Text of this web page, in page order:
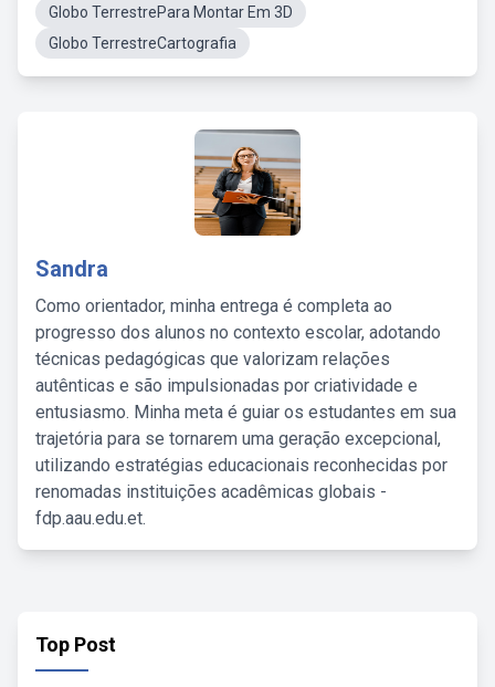
Globo TerrestrePara Montar Em 3D
Globo TerrestreCartografia
Sandra
Como orientador, minha entrega é completa ao
progresso dos alunos no contexto escolar, adotando
técnicas pedagógicas que valorizam relações
autênticas e são impulsionadas por criatividade e
entusiasmo. Minha meta é guiar os estudantes em sua
trajetória para se tornarem uma geração excepcional,
utilizando estratégias educacionais reconhecidas por
renomadas instituições acadêmicas globais -
fdp.aau.edu.et.
Top Post